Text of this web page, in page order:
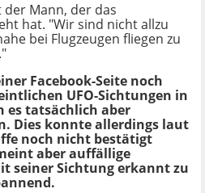
Mann, der das
hat. "Wir sind nicht allzu
bei Flugzeugen fliegen zu
Facebook-Seite noch
UFO-Sichtungen in
es tatsächlich aber
Dies konnte allerdings laut
noch nicht bestätigt
aber auffällige
seiner Sichtung erkannt zu